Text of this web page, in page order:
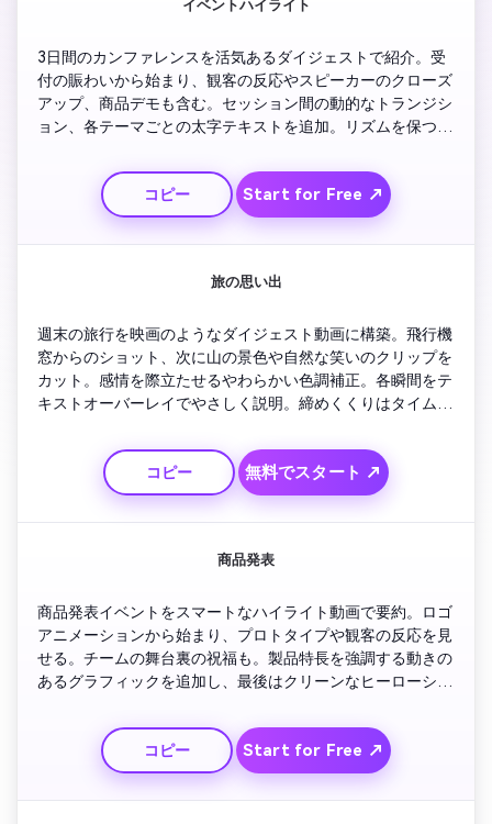
イベントハイライト
3日間のカンファレンスを活気あるダイジェストで紹介。受
付の賑わいから始まり、観客の反応やスピーカーのクローズ
アップ、商品デモも含む。セッション間の動的なトランジシ
ョン、各テーマごとの太字テキストを追加。リズムを保つた
バーレイ。アップビートなアウトロ音楽とスクリーン上のあ
りがとうメッセージで締めくくり。
コピー Start for Free ↗
旅の思い出
週末の旅行を映画のようなダイジェスト動画に構築。飛行機
窓からのショット、次に山の景色や自然な笑いのクリップを
カット。感情を際立たせるやわらかい色調補正。各瞬間をテ
キストオーバーレイでやさしく説明。締めくくりはタイムラ
Instagram Reelsに最適。
コピー
無料でスタート ↗
商品発表
商品発表イベントをスマートなハイライト動画で要約。ロゴ
アニメーションから始まり、プロトタイプや観客の反応を見
せる。チームの舞台裏の祝福も。製品特長を強調する動きの
あるグラフィックを追加し、最後はクリーンなヒーローショ
コピー Start for Free ↗